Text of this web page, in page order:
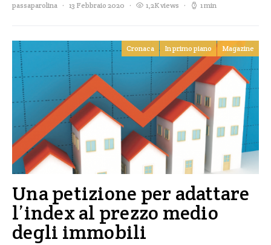
passaparolina 13 Febbraio 2020 1,2K views 1 min
Cronaca In primo piano Magazine
Una petizione per adattare
l’index al prezzo medio
degli immobili